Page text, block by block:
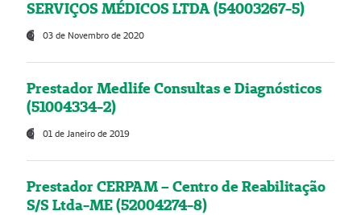
SERVIÇOS MÉDICOS LTDA (54003267-5)
03 de Novembro de 2020
Prestador Medlife Consultas e Diagnósticos
(51004334-2)
01 de Janeiro de 2019
Prestador CERPAM – Centro de Reabilitação
S/S Ltda-ME (52004274-8)